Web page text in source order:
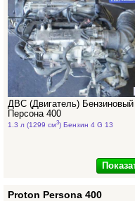
ДВС (Двигатель) Бензиновый
Персона 400
1.3 л (1299 см3) Бензин 4 G 13
Proton Persona 400